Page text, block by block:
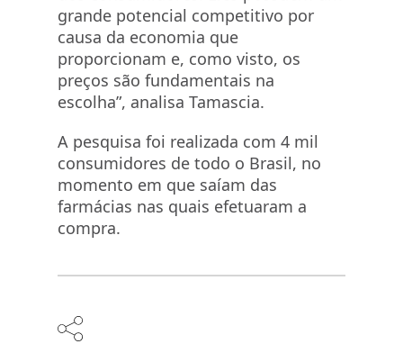
grande potencial competitivo por
causa da economia que
proporcionam e, como visto, os
preços são fundamentais na
escolha”, analisa Tamascia.
A pesquisa foi realizada com 4 mil
consumidores de todo o Brasil, no
momento em que saíam das
farmácias nas quais efetuaram a
compra.